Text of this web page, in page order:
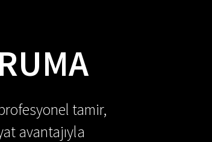
tamir,
avantajıyla